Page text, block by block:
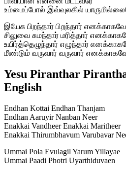
உம்மைப்போல் இவ்வுலகில்
இயேசு பிறந்தார் பிறந்தார் எனக்காகவே
சிலுவை சுமந்தார் மரித்தார்
உயிர்த்தெழுந்தார் எழுந்தார்
மீண்டும் வருவார் வருவார்
Yesu Piranthar
English
Endhan Kottai Endhan Thanjam
Endhan Aaruyir Nanban Neer
Enakkai Vandheer Enakkai Maritheer
Enakkai Thirumbhavum Varubavar
Ummai Pola Evulagil Yarum Yillayae
Ummai Paadi Photri Uyarthiduvaen